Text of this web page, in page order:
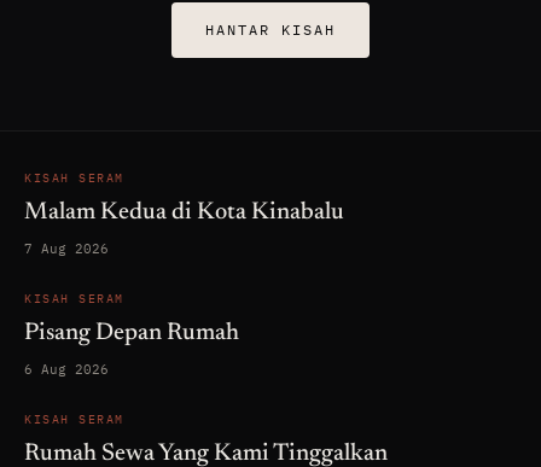
HANTAR KISAH
KISAH SERAM
Malam Kedua di Kota Kinabalu
7 Aug 2026
KISAH SERAM
Pisang Depan Rumah
6 Aug 2026
KISAH SERAM
Rumah Sewa Yang Kami Tinggalkan